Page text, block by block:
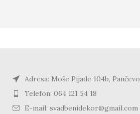
Adresa: Moše Pijade 104b, Pančevo
Telefon: 064 121 54 18
E-mail: svadbenidekor@gmail.com